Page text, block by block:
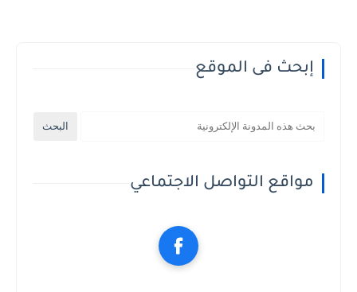
إبحث فى الموقع
مواقع التواصل الاجتماعي